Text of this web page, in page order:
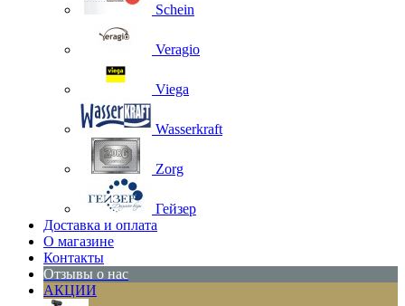
Schein
Veragio
Viega
Wasserkraft
Zorg
Гейзер
Доставка и оплата
О магазине
Контакты
Отзывы о нас
АКЦИИ